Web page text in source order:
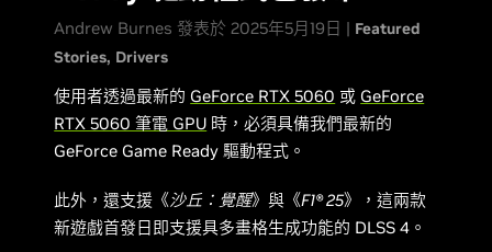
Andrew Burnes 發表於 2025年5月19日 | Featured
Stories Drivers
使用者透過最新的 GeForce RTX 5060 或 GeForce
RTX 5060 筆電 GPU 時，必須具備我們最新的
GeForce Game Ready 驅動程式。
此外，還支援《沙丘：覺醒》與《F1® 25》，這兩款
新遊戲首發日即支援具多畫格生成功能的 DLSS 4。